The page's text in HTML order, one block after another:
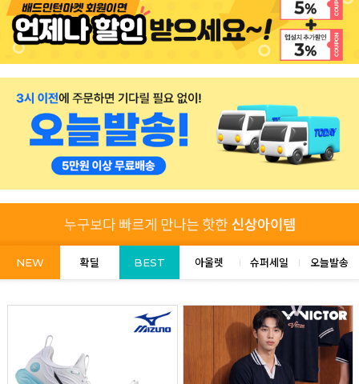
NEW 확딜 BEST 아울렛 슈퍼세일 오늘발송